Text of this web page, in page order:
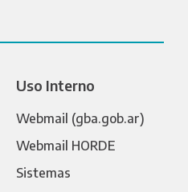
Uso Interno
Webmail (gba.gob.ar)
Webmail HORDE
Sistemas